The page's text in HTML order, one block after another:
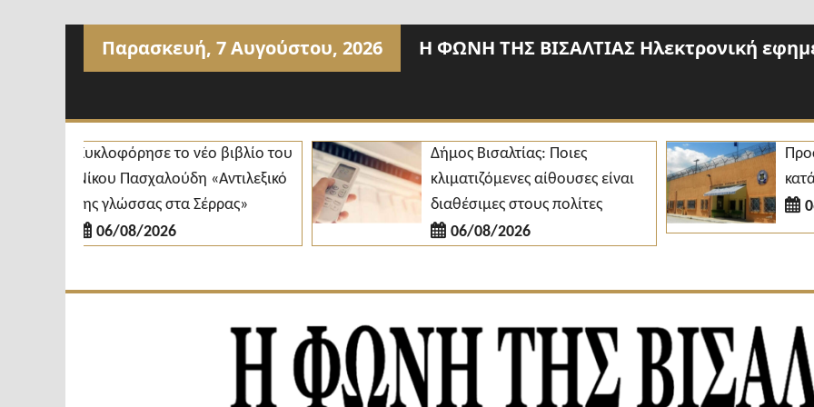
Παρασκευή, 7 Αυγούστου, 2026 Η ΦΩΝΗ ΤΗΣ ΒΙΣΑΛΤΙΑΣ Ηλεκτρονική
Κυκλοφόρησε το νέο βιβλίο του
Νίκου Πασχαλούδη «Αντιλεξικό
της γλώσσας στα Σέρρας»
06/08/2026
Δήμος Βισαλτίας: Ποιες
κλιματιζόμενες αίθουσες είναι
διαθέσιμες στους πολίτες
06/08/2026
06/